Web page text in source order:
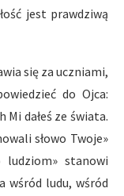
jest prawdziwą
się za uczniami,
do Ojca:
dałeś ze świata.
słowo Twoje»
ludziom» stanowi
wśród ludu, wśród